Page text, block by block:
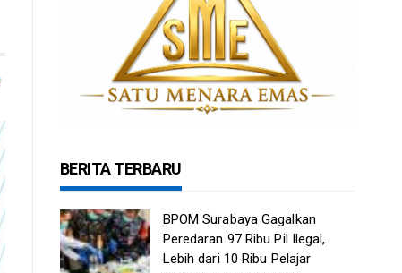
BERITA TERBARU
BPOM Surabaya Gagalkan
Peredaran 97 Ribu Pil Ilegal,
Lebih dari 10 Ribu Pelajar